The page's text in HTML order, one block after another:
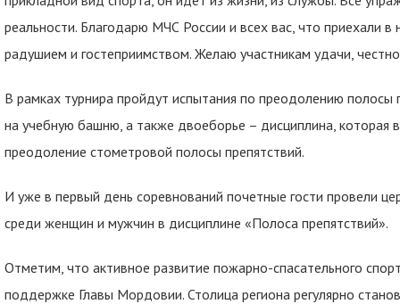
реальности. Благодарю МЧС России и всех вас, что приехали
радушием и гостеприимством. Желаю участникам удачи,
В рамках турнира пройдут испытания по преодолению
на учебную башню, а также двоеборье – дисциплина,
преодоление стометровой полосы препятствий.
И уже в первый день соревнований почетные гости провели
среди женщин и мужчин в дисциплине «Полоса препятствий».
Отметим, что активное развитие пожарно-спасательного
поддержке Главы Мордовии. Столица региона регулярно